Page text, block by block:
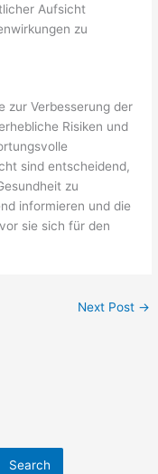
Aufsicht
zu
zur Verbesserung der
Risiken und
sind entscheidend,
zu
informieren und die
sie sich für den
Next Post →
Search